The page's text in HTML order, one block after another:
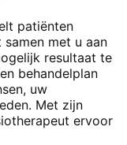
patiënten
met u aan
resultaat te
behandelplan
uw
Met zijn
ervoor